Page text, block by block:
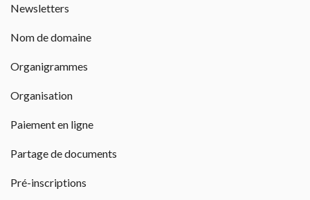
Newsletters
Nom de domaine
Organigrammes
Organisation
Paiement en ligne
Partage de documents
Pré-inscriptions